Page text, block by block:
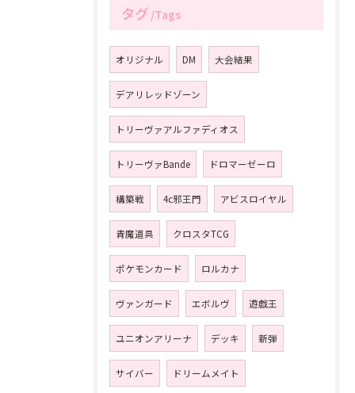
タグ Tags
オリジナル DM 大会結果
デアリレッドゾーン
トリーヴァアルファディオス
トリーヴァBande ドロマーゼーロ
構築戦 4c邪王門 アビスロイヤル
青魔道具 クロスタTCG
ポケモンカード ロルカナ
ヴァンガード エボルヴ 遊戯王
ユニオンアリーナ デッキ 新弾
サイバー ドリームメイト